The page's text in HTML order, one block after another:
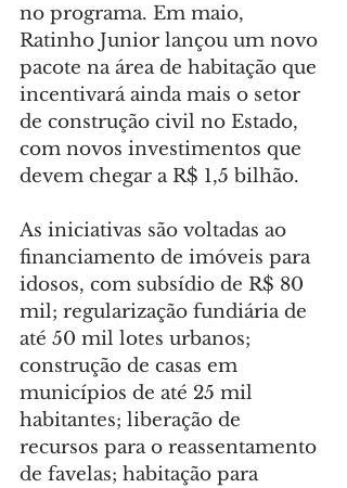
no programa. Em maio,
Ratinho Junior lançou um novo
pacote na área de habitação que
incentivará ainda mais o setor
de construção civil no Estado,
com novos investimentos que
devem chegar a R$ 1,5 bilhão.
As iniciativas são voltadas ao
financiamento de imóveis para
idosos, com subsídio de R$ 80
mil; regularização fundiária de
até 50 mil lotes urbanos;
construção de casas em
municípios de até 25 mil
habitantes; liberação de
recursos para o reassentamento
de favelas; habitação para